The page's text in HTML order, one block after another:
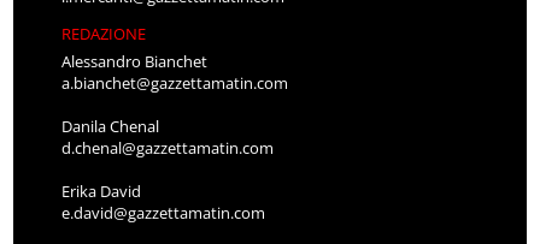
REDAZIONE
Alessandro Bianchet
a.bianchet@gazzettamatin.com
Danila Chenal
d.chenal@gazzettamatin.com
Erika David
e.david@gazzettamatin.com